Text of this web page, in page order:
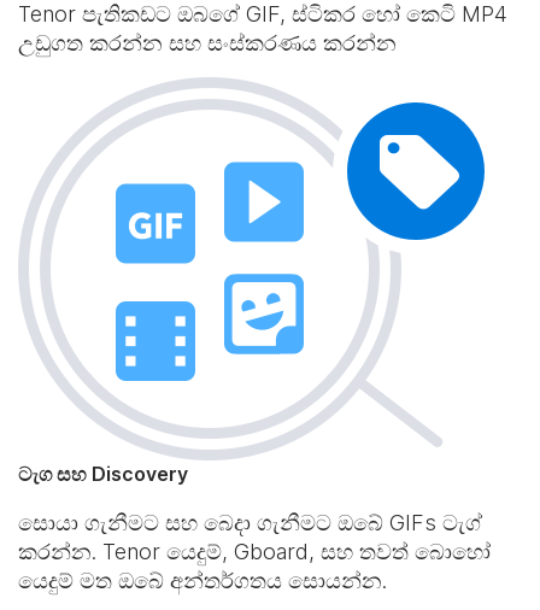
Tenor පැතිකඩට ඔබගේ GIF, ස්ටිකර හෝ කෙටි MP4
උඩුගත කරන්න සහ සංස්කරණය කරන්න
ටැග සහ Discovery
සොයා ගැනීමට සහ බෙදා ගැනීමට ඔබේ GIFs ටැග්
කරන්න. Tenor යෙදුම්, Gboard, සහ තවත් බොහෝ
යෙදුම් මත ඔබේ අන්තර්ගතය සොයන්න.